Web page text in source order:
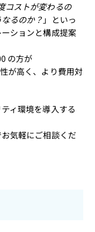
コストが変わるの
るのか？ 」といっ
ションと構成提案
の方が
が高く、より費用対
ィ環境を導入する
気軽にご相談くだ